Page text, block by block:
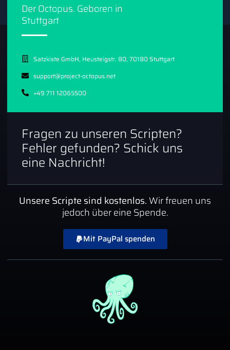
Der Octopus. Geboren in
Stuttgart
Satzkiste GmbH, Heusteigstr. 80, 70180 Stuttgart
support@project-octopus.net
+49 711 12065500
Fragen zu unseren Scripten?
Fehler gefunden? Schick uns
eine Nachricht!
Unsere Scripte sind kostenlos. Wir freuen uns
jedoch über eine Spende.
Mit PayPal spenden